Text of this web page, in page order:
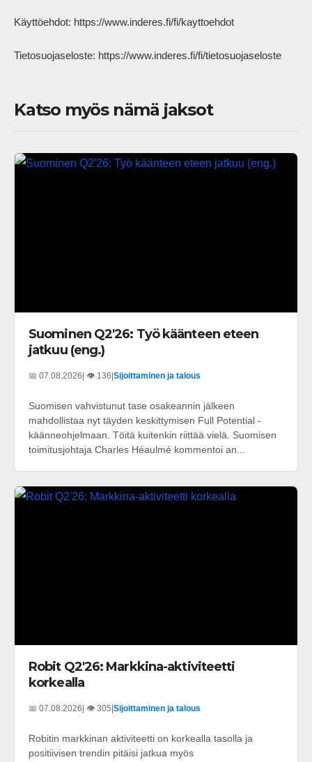
Käyttöehdot: https://www.inderes.fi/fi/kayttoehdot
Katso myös nämä jaksot
Suominen Q2'26: Työ käänteen eteen
jatkuu (eng.)
📅 07.08.2026| 👁️ 136|Sijoittaminen ja talous
Suomisen vahvistunut tase osakeannin jälkeen
mahdollistaa nyt täyden keskittymisen Full Potential -
käänneohjelmaan. Töitä kuitenkin riittää vielä. Suomisen
toimitusjohtaja Charles Héaulmé kommentoi an...
Robit Q2'26: Markkina-aktiviteetti
korkealla
📅 07.08.2026 | 👁️ 305 Sijoittaminen ja talous
Robitin markkinan aktiviteetti on korkealla tasolla ja
positiivisen trendin pitäisi jatkua myös